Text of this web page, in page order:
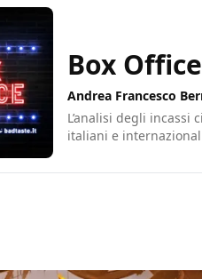
Box Office
Andrea Francesco
L’analisi degli incassi
italiani e